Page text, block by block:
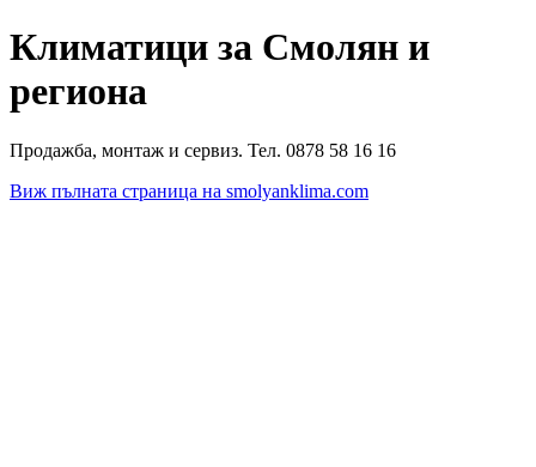
Климатици за Смолян и
региона
Продажба, монтаж и сервиз. Тел. 0878 58 16 16
Виж пълната страница на smolyanklima.com